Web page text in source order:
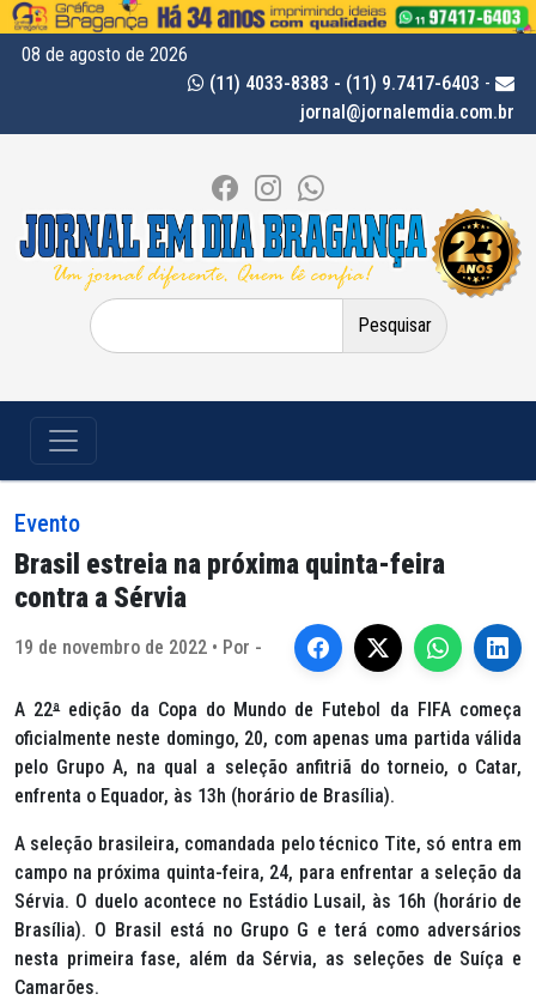
08 de agosto de 2026
(11) 4033-8383 - (11) 9.7417-6403 -
jornal@jornalemdia.com.br
Pesquisar
por:
Evento
Brasil estreia na próxima quinta-feira
contra a Sérvia
19 de novembro de 2022 • Por -
A 22ªedição da Copa do Mundo de Futebol da FIFA começa
oficialmente neste domingo, 20, com apenas uma partida válida
pelo Grupo A, na qual a seleção anfitriã do torneio, o Catar,
enfrenta o Equador, às 13h (horário de Brasília).
A seleção brasileira, comandada pelo técnico Tite, só entra em
campo na próxima quinta-feira, 24, para enfrentar a seleção da
Sérvia. O duelo acontece no Estádio Lusail, às 16h (horário de
Brasília). O Brasil está no Grupo G e terá como adversários
nesta primeira fase, além da Sérvia, as seleções de Suíça e
Camarões.